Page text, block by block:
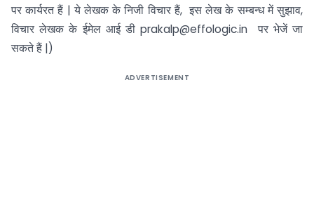
पर कार्यरत हैं | ये लेखक के निजी विचार हैं, इस लेख के सम्बन्ध में सुझाव,
विचार लेखक के ईमेल आई डी prakalp@effologic.in पर भेजें जा
सकते हैं |)
ADVERTISEMENT